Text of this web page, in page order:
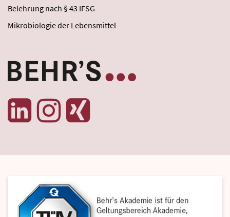
Belehrung nach § 43 IFSG
Mikrobiologie der Lebensmittel